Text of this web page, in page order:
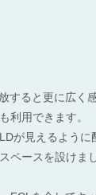
すると更に広く
利用できます。
が見えるように
ペースを設けま